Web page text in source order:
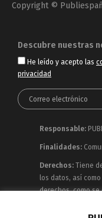
Copyright ©
Descubre nuestras
He leído y acepto las
privacidad
Responsable:
Finalidades:
Derechos: Tiene
los datos, así
derechos, como